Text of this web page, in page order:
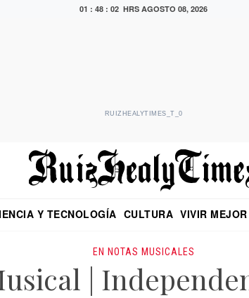
01 : 48 : 03 HRS AGOSTO 08, 2026
RUIZHEALYTIMES_T_0
Y TECNOLOGÍA CULTURA VIVIR MEJOR
EN NOTAS MUSICALES
|